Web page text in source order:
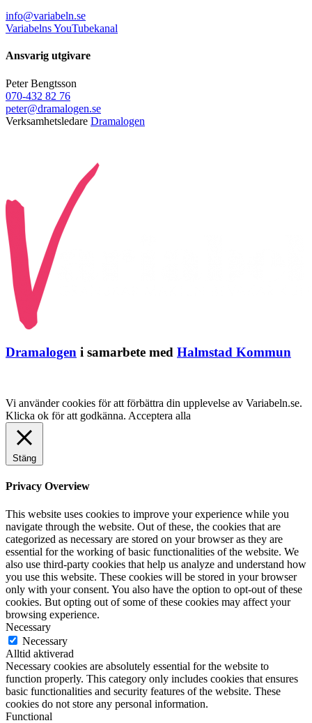
info@variabeln.se
Variabelns YouTubekanal
Ansvarig utgivare
Peter Bengtsson
070-432 82 76
peter@dramalogen.se
Verksamhetsledare Dramalogen
Dramalogen i samarbete med Halmstad Kommun
Vi använder cookies för att förbättra din upplevelse av Variabeln.se.
Klicka ok för att godkänna. Acceptera alla
Stäng
Privacy Overview
This website uses cookies to improve your experience while you
navigate through the website. Out of these, the cookies that are
categorized as necessary are stored on your browser as they are
essential for the working of basic functionalities of the website. We
also use third-party cookies that help us analyze and understand how
you use this website. These cookies will be stored in your browser
only with your consent. You also have the option to opt-out of these
cookies. But opting out of some of these cookies may affect your
browsing experience.
Necessary
Necessary
Alltid aktiverad
Necessary cookies are absolutely essential for the website to
function properly. This category only includes cookies that ensures
basic functionalities and security features of the website. These
cookies do not store any personal information.
Functional